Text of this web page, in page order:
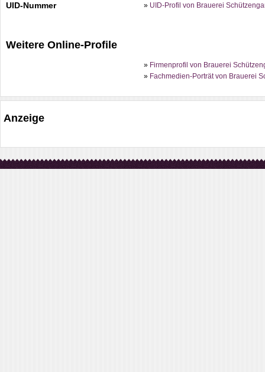
UID-Nummer » UID-Profil von Brauerei
Weitere Online-Profile
» Firmenprofil von Brauerei
» Fachmedien-Porträt von Brauerei
Anzeige